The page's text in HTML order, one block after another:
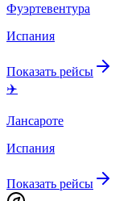
Фуэртевентура
Испания
Показать рейсы
✈️
Лансароте
Испания
Показать рейсы